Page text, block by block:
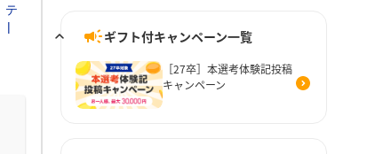
テ
ギフト付キャンペーン一覧
［27卒］本選考体験記投稿
キャンペーン